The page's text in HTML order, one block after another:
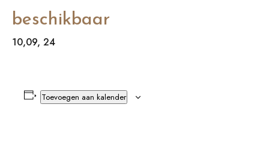
beschikbaar
10,09, 24
Toevoegen aan kalender